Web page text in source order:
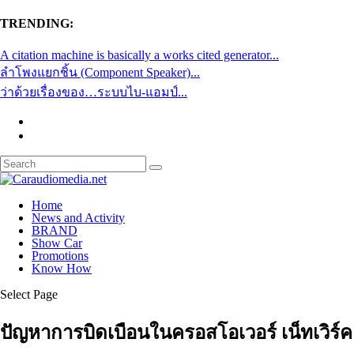
TRENDING:
A citation machine is basically a works cited generator...
ลำโพงแยกชิ้น (Component Speaker)...
ว่าด้วยเรื่องของ…ระบบไบ-แอมป์...
Home
News and Activity
BRAND
Show Car
Promotions
Know How
Select Page
ปัญหาการบิดเบือนในครอสโอเวอร์ เน็ทเวิร์